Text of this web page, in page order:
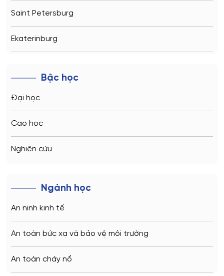
Saint Petersburg
Ekaterinburg
Kaliningrad
Bậc học
Đại học
Cao học
Nghiên cứu
Ngành học
An ninh kinh tế
An toàn bức xạ và bảo vệ môi trường
An toàn cháy nổ